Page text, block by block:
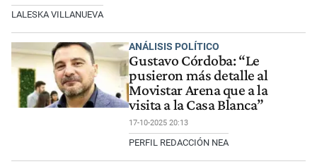
LALESKA VILLANUEVA
ANÁLISIS POLÍTICO
Gustavo Córdoba: “Le
pusieron más detalle al
Movistar Arena que a la
visita a la Casa Blanca”
17-10-2025 20:13
PERFIL REDACCIÓN NEA